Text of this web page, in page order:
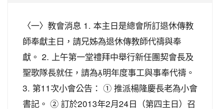
〈一〉教會消息 1. 本主日是總會所訂退休傳教
師奉獻主日，請兄姊為退休傳教師代禱與奉
獻。 2. 上午第一堂禮拜中舉行新任團契會長及
聖歌隊長就任，請為明年度事工與事奉代禱。
3. 第11次小會公告： ① 推派楊隆慶長老為小會
書記。 ② 訂於2013年2月24日（第四主日）召